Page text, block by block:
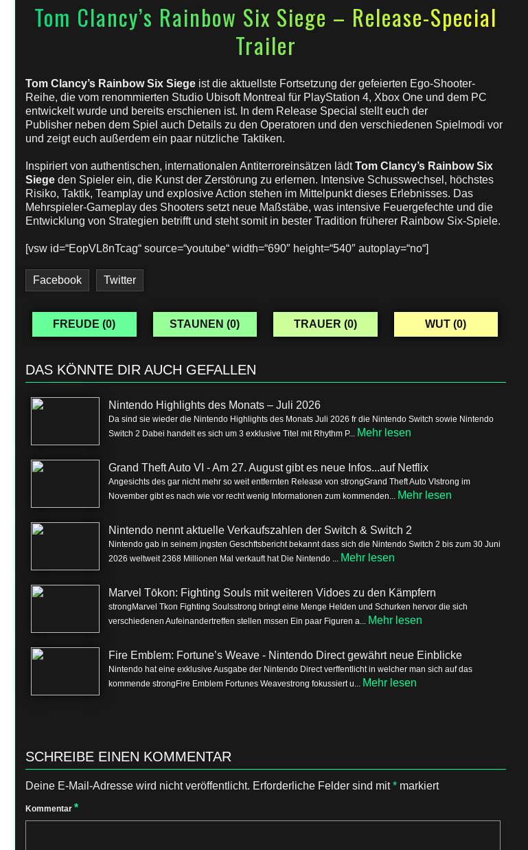
Tom Clancy’s Rainbow Six Siege – Release-Special
Trailer
Tom Clancy’s Rainbow Six Siege ist die aktuellste Fortsetzung der gefeierten Ego-Shooter-
Reihe, die vom renommierten Studio Ubisoft Montreal für PlayStation 4, Xbox One und dem PC
entwickelt wurde und bereits erschienen ist. In dem Release Special stellt euch der
Publisher neben dem Spiel auch Details zu den Operatoren und den verschiedenen Spielmodi vor
und zeigt euch außerdem ein paar nützliche Taktiken.
Inspiriert von authentischen, internationalen Antiterroreinsätzen lädtTom Clancy’s Rainbow Six
Siege den Spieler ein, die Kunst der Zerstörung zu erlernen. Intensive Schusswechsel, höchstes
Risiko, Taktik, Teamplay und explosive Action stehen im Mittelpunkt dieses Erlebnisses. Das
Mehrspieler-Gameplay des Shooters setzt neue Maßstäbe, was intensive Feuergefechte und die
Entwicklung von Strategien betrifft und steht somit in bester Tradition früherer Rainbow Six-Spiele.
[vsw id=“EopVL8nTcag“ source=“youtube“ width=“690″ height=“540″ autoplay=“no“]
Facebook Twitter
FREUDE (0) STAUNEN (0) TRAUER (0) WUT (0)
DAS KÖNNTE DIR AUCH GEFALLEN
Nintendo Highlights des Monats – Juli 2026
Da sind sie wieder die Nintendo Highlights des Monats Juli 2026 fr die Nintendo Switch sowie Nintendo
Switch 2 Dabei handelt es sich um 3 exklusive Titel mit Rhythm P... Mehr lesen
Grand Theft Auto VI - Am 27. August gibt es neue Infos...auf Netflix
Angesichts des gar nicht mehr so weit entfernten Release von strongGrand Theft Auto VIstrong im
November gibt es nach wie vor recht wenig Informationen zum kommenden... Mehr lesen
Nintendo nennt aktuelle Verkaufszahlen der Switch & Switch 2
Nintendo gab in seinem jngsten Geschftsbericht bekannt dass sich die Nintendo Switch 2 bis zum 30 Juni
2026 weltweit 2368 Millionen Mal verkauft hat Die Nintendo ... Mehr lesen
Marvel Tōkon: Fighting Souls mit weiteren Vidoes zu den Kämpfern
strongMarvel Tkon Fighting Soulsstrong bringt eine Menge Helden und Schurken hervor die sich
verschiedenen Aufeinandertreffen stellen mssen Ein paar Figuren a... Mehr lesen
Fire Emblem: Fortune’s Weave - Nintendo Direct gewährt neue Einblicke
Nintendo hat eine exklusive Ausgabe der Nintendo Direct verffentlicht in welcher man sich auf das
kommende strongFire Emblem Fortunes Weavestrong fokussiert u... Mehr lesen
SCHREIBE EINEN KOMMENTAR
Deine E-Mail-Adresse wird nicht veröffentlicht. Erforderliche Felder sind mit* markiert
Kommentar *